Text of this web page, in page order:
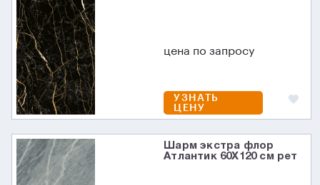
цена по запросу
УЗНАТЬ
ЦЕНУ
Шарм экстра флор
Атлантик 60X120 см рет